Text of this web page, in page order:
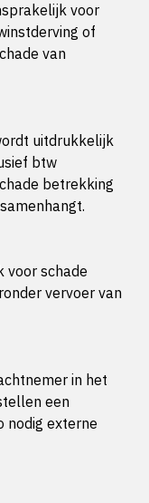
voor
of
van
uitdrukkelijk
btw
betrekking
voor schade
vervoer van
in het
een
nodig externe